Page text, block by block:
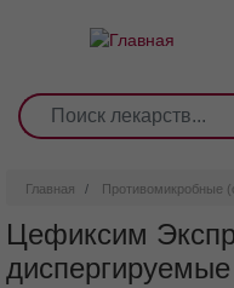
Главная Противомикробные
Цефиксим